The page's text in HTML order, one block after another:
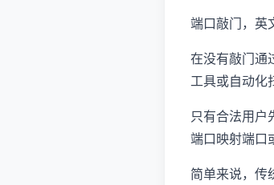
端口敲门，英
在没有敲门通
工具或自动化
只有合法用户
端口映射端口
简单来说，传